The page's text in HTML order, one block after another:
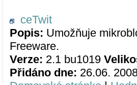
ceTwit
Popis: Umožňuje
Freeware.
Verze: 2.1 bu1019
Přidáno dne: 26.06.